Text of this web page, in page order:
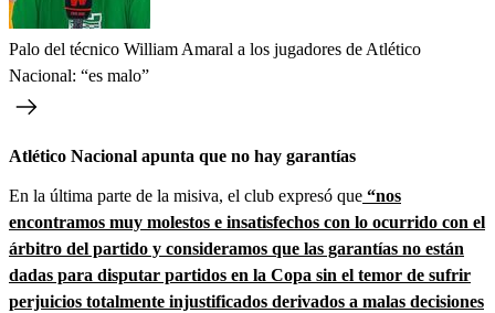
Palo del técnico William Amaral a los jugadores de Atlético
Nacional: “es malo”
Atlético Nacional apunta que no hay garantías
En la última parte de la misiva, el club expresó que “nos
encontramos muy molestos e insatisfechos con lo ocurrido con el
árbitro del partido y consideramos que las garantías no están
dadas para disputar partidos en la Copa sin el temor de sufrir
perjuicios totalmente injustificados derivados a malas decisiones